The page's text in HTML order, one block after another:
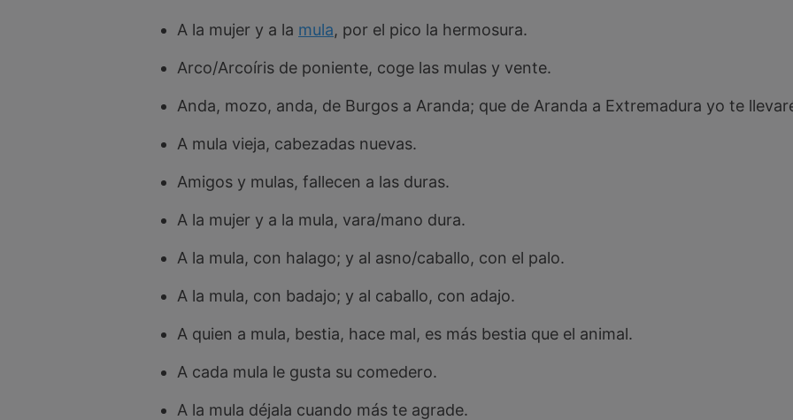
A la mujer y a la mula, por el pico la hermosura.
Arco/Arcoíris de poniente, coge las mulas y vente.
Anda, mozo, anda, de Burgos a Aranda; que de Aranda a Extremadura yo te
A mula vieja, cabezadas nuevas.
Amigos y mulas, fallecen a las duras.
A la mujer y a la mula, vara/mano dura.
A la mula, con halago; y al asno/caballo, con el palo.
A la mula, con badajo; y al caballo, con adajo.
A quien a mula, bestia, hace mal, es más bestia que el animal.
A cada mula le gusta su comedero.
A la mula déjala cuando más te agrade.